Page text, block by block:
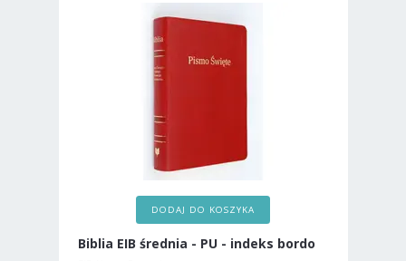
DODAJ DO KOSZYKA
Biblia EIB średnia - PU - indeks bordo